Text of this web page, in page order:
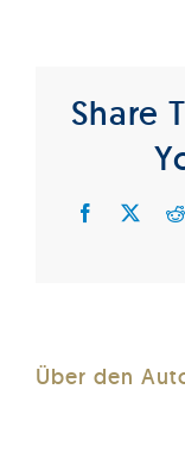
with
Share
Facebook
Über den